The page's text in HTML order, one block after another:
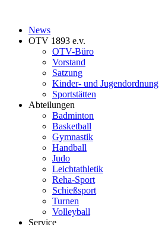
News
OTV 1893 e.v.
OTV-Büro
Vorstand
Satzung
Kinder- und Jugendordnung
Sportstätten
Abteilungen
Badminton
Basketball
Gymnastik
Handball
Judo
Leichtathletik
Reha-Sport
Schießsport
Turnen
Volleyball
Service